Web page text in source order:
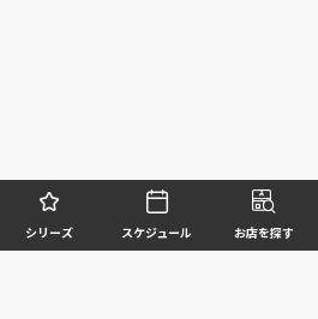
シリーズ スケジュール お店を探す